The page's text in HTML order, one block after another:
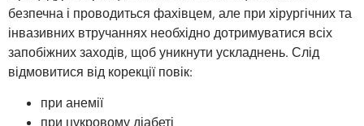
безпечна і проводиться фахівцем, але при хірургічних та
інвазивних втручаннях необхідно дотримуватися всіх
запобіжних заходів, щоб уникнути ускладнень. Слід
відмовитися від корекції повік:
при анемії